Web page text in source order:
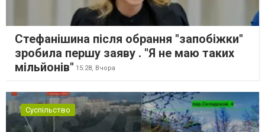
Стефанішина після обрання "запобіжки"
зробила першу заяву . "Я не маю таких
мільйонів" 15:28, Вчора
Суспільство